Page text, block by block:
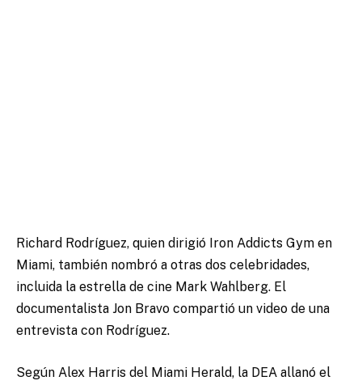
Richard Rodríguez, quien dirigió Iron Addicts Gym en
Miami, también nombró a otras dos celebridades,
incluida la estrella de cine Mark Wahlberg. El
documentalista Jon Bravo compartió un video de una
entrevista con Rodríguez.
Según Alex Harris del Miami Herald, la DEA allanó el